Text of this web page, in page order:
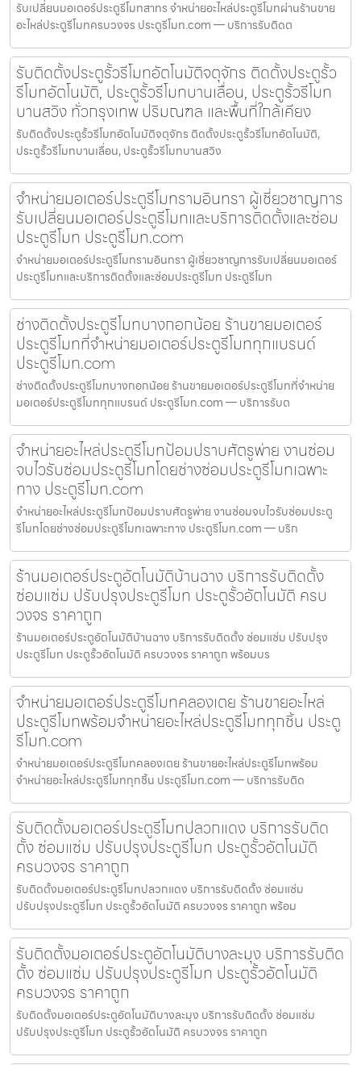
รับเปลี่ยนมอเตอร์ประตูรีโมทสาทร จำหน่ายอะไหล่ประตูรีโมทผ่านร้านขาย
อะไหล่ประตูรีโมทครบวงจร ประตูรีโมท.com — บริการรับติดต
รับติดตั้งประตูรั้วรีโมทอัตโนมัติจตุจักร ติดตั้งประตูรั้ว
รีโมทอัตโนมัติ, ประตูรั้วรีโมทบานเลื่อน, ประตูรั้วรีโมท
บานสวิง ทั่วกรุงเทพ ปริมณฑล และพื้นที่ใกล้เคียง
รับติดตั้งประตูรั้วรีโมทอัตโนมัติจตุจักร ติดตั้งประตูรั้วรีโมทอัตโนมัติ,
ประตูรั้วรีโมทบานเลื่อน, ประตูรั้วรีโมทบานสวิง
จำหน่ายมอเตอร์ประตูรีโมทรามอินทรา ผู้เชี่ยวชาญการ
รับเปลี่ยนมอเตอร์ประตูรีโมทและบริการติดตั้งและซ่อม
ประตูรีโมท ประตูรีโมท.com
จำหน่ายมอเตอร์ประตูรีโมทรามอินทรา ผู้เชี่ยวชาญการรับเปลี่ยนมอเตอร์
ประตูรีโมทและบริการติดตั้งและซ่อมประตูรีโมท ประตูรีโมท
ช่างติดตั้งประตูรีโมทบางกอกน้อย ร้านขายมอเตอร์
ประตูรีโมทที่จำหน่ายมอเตอร์ประตูรีโมททุกแบรนด์
ประตูรีโมท.com
ช่างติดตั้งประตูรีโมทบางกอกน้อย ร้านขายมอเตอร์ประตูรีโมทที่จำหน่าย
มอเตอร์ประตูรีโมททุกแบรนด์ ประตูรีโมท.com — บริการรับต
จำหน่ายอะไหล่ประตูรีโมทป้อมปราบศัตรูพ่าย งานซ่อม
จบไวรับซ่อมประตูรีโมทโดยช่างซ่อมประตูรีโมทเฉพาะ
ทาง ประตูรีโมท.com
จำหน่ายอะไหล่ประตูรีโมทป้อมปราบศัตรูพ่าย งานซ่อมจบไวรับซ่อมประตู
รีโมทโดยช่างซ่อมประตูรีโมทเฉพาะทาง ประตูรีโมท.com — บริก
ร้านมอเตอร์ประตูอัตโนมัติบ้านฉาง บริการรับติดตั้ง
ซ่อมแซ่ม ปรับปรุงประตูรีโมท ประตูรั้วอัตโนมัติ ครบ
วงจร ราคาถูก
ร้านมอเตอร์ประตูอัตโนมัติบ้านฉาง บริการรับติดตั้ง ซ่อมแซ่ม ปรับปรุง
ประตูรีโมท ประตูรั้วอัตโนมัติ ครบวงจร ราคาถูก พร้อมบร
จำหน่ายมอเตอร์ประตูรีโมทคลองเตย ร้านขายอะไหล่
ประตูรีโมทพร้อมจำหน่ายอะไหล่ประตูรีโมททุกชิ้น ประตู
รีโมท.com
จำหน่ายมอเตอร์ประตูรีโมทคลองเตย ร้านขายอะไหล่ประตูรีโมทพร้อม
จำหน่ายอะไหล่ประตูรีโมททุกชิ้น ประตูรีโมท.com — บริการรับติด
รับติดตั้งมอเตอร์ประตูรีโมทปลวกแดง บริการรับติด
ตั้ง ซ่อมแซ่ม ปรับปรุงประตูรีโมท ประตูรั้วอัตโนมัติ
ครบวงจร ราคาถูก
รับติดตั้งมอเตอร์ประตูรีโมทปลวกแดง บริการรับติดตั้ง ซ่อมแซ่ม
ปรับปรุงประตูรีโมท ประตูรั้วอัตโนมัติ ครบวงจร ราคาถูก พร้อม
รับติดตั้งมอเตอร์ประตูอัตโนมัติบางละมุง บริการรับติด
ตั้ง ซ่อมแซ่ม ปรับปรุงประตูรีโมท ประตูรั้วอัตโนมัติ
ครบวงจร ราคาถูก
รับติดตั้งมอเตอร์ประตูอัตโนมัติบางละมุง บริการรับติดตั้ง ซ่อมแซ่ม
ปรับปรุงประตูรีโมท ประตูรั้วอัตโนมัติ ครบวงจร ราคาถูก